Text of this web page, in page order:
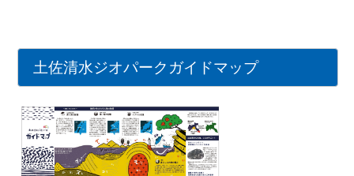
土佐清水ジオパークガイドマップ